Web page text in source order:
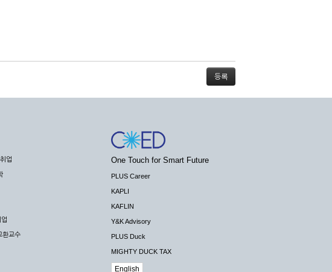
상적인 서비스가 불가능할 경우 회사는 사전 공지나 예고 없
손해에 대하여 배상하지 않습니다.
비스를 제공할 수 있도록 최선의 노력을 다하여야 합니다.
의하여 국가기관 등의 합법적인 요구가 있는 경우에는 해당
업
환교수
One Touch for Smart Future
PLUS Career
KAPLI
KAFLIN
Y&K Advisory
PLUS Duck
MIGHTY DUCK TAX
English